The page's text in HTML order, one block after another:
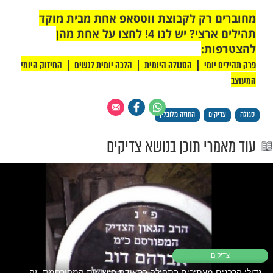
הנקרא דינא רפיא המקבל להם מדינא קשי'. וז"א תפול עליהם אימתה
נקרא נוקבא שמקבל מלמעלה, ע"כ אומר אימתה ופחד, עי"ז בגדול
טובים, ידמו כאבן ולא יקטרגו, עד יעבור כו' בענין הנפש והגוף,
ה'. (זאת זכרון ל"ה).
ית' הוא רק להיטיב. (דברי אמת ס"ט).
י"ל דהנה מצפון זהב יאתא, קשה הלא זהב הוא טוב להעולם, והאיך
הקב"ה ברא העולם רק להיטיב, והלא יש גם מדת הידן הוא ג"כ צריך
על שונאי ישראל, חבל על דמשתכחין עתה בשעת הכתיבה. (דברי אמת
דהש"י הי' בונה עולמות ומחריבן, דהיינו שהש"י בונה העולמות
שהם מחריבין, ואינם חפיצים ברצונו ית"ש. הנה הש"י ברוב חסדו הגדול,
המחריבים ודפח"ח. (דברי אמת קע"ה).